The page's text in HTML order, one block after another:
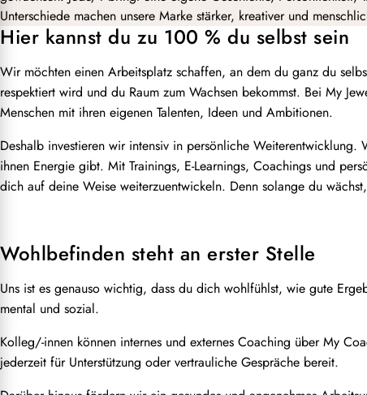
Unterschiede machen unsere Marke stärker, kreativer und
Hier kannst du zu 100 % du selbst sein
Wir möchten einen Arbeitsplatz schaffen, an dem du ganz du
respektiert wird und du Raum zum Wachsen bekommst. Bei My
Menschen mit ihren eigenen Talenten, Ideen und Ambitionen.
Deshalb investieren wir intensiv in persönliche
ihnen Energie gibt. Mit Trainings, E-Learnings, Coachings und
dich auf deine Weise weiterzuentwickeln. Denn solange du
Wohlbefinden steht an erster Stelle
Uns ist es genauso wichtig, dass du dich wohlfühlst, wie gute
mental und sozial.
Kolleg/-innen können internes und externes Coaching über My
jederzeit für Unterstützung oder vertrauliche Gespräche bereit.